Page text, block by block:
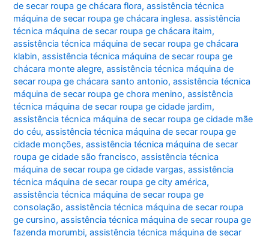
de secar roupa ge chácara flora,assistência técnica
máquina de secar roupa ge chácara inglesa. assistência
técnica máquina de secar roupa ge chácara itaim,
assistência técnica máquina de secar roupa ge chácara
klabin,assistência técnica máquina de secar roupa ge
chácara monte alegre,assistência técnica máquina de
secar roupa ge chácara santo antonio,assistência técnica
máquina de secar roupa ge chora menino,assistência
técnica máquina de secar roupa ge cidade jardim,
assistência técnica máquina de secar roupa ge cidade mãe
do céu,assistência técnica máquina de secar roupa ge
cidade monções,assistência técnica máquina de secar
roupa ge cidade são francisco,assistência técnica
máquina de secar roupa ge cidade vargas,assistência
técnica máquina de secar roupa ge city américa,
assistência técnica máquina de secar roupa ge
consolação,assistência técnica máquina de secar roupa
ge cursino,assistência técnica máquina de secar roupa ge
fazenda morumbi,assistência técnica máquina de secar